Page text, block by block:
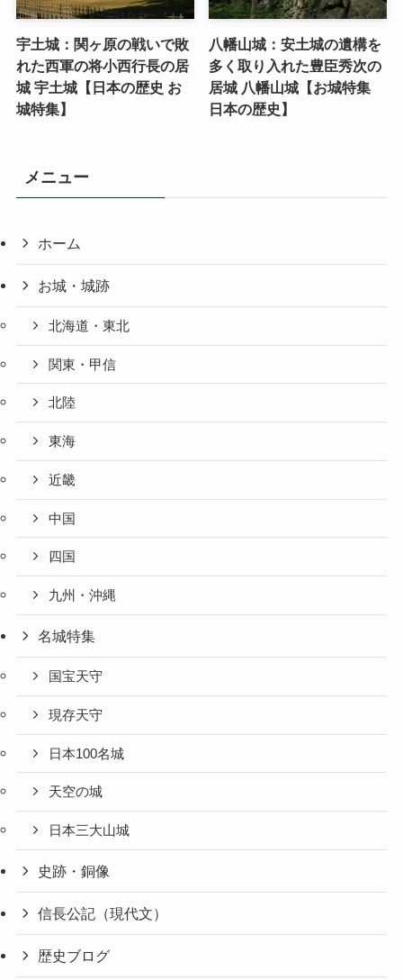
宇土城：関ヶ原の戦いで敗
れた西軍の将小西行長の居
城 宇土城【日本の歴史 お
城特集】
八幡山城：安土城の遺構を
多く取り入れた豊臣秀次の
居城 八幡山城【お城特集
日本の歴史】
メニュー
ホーム
お城・城跡
北海道・東北
関東・甲信
北陸
東海
近畿
中国
四国
九州・沖縄
名城特集
国宝天守
現存天守
日本100名城
天空の城
日本三大山城
史跡・銅像
信長公記（現代文）
歴史ブログ